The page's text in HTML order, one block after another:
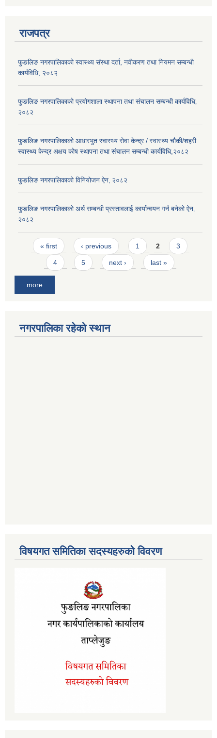
राजपत्र
फुङलिङ नगरपालिकाको स्वास्थ्य संस्था दर्ता, नवीकरण तथा नियमन सम्बन्धी
कार्यविधि, २०८२
फुङलिङ नगरपालिकाको प्रयोगशाला स्थापना तथा संचालन सम्बन्धी कार्यविधि‚
२०८२
फुङलिङ नगरपालिकाको आधारभुत स्वास्थ्य सेवा केन्द्र / स्वास्थ्य चौकी/शहरी
स्वास्थ्य केन्द्र अक्षय कोष स्थापना तथा संचालन सम्बन्धी कार्यविधि,२०८२
फुङलिङ नगरपालिकाको विनियोजन ऐन‚ २०८२
फुङलिङ नगरपालिकाको अर्थ सम्बन्धी प्रस्तावलाई कार्यान्वयन गर्न बनेको ऐन‚
२०८२
Pages
« first ‹ previous 1 2 3
4 5 next › last »
more
नगरपालिका रहेको स्थान
विषयगत समितिका सदस्यहरुको विवरण